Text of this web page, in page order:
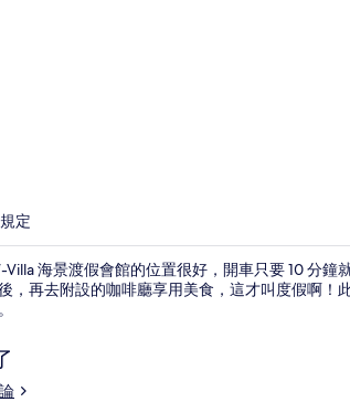
規定
Villa 海景渡假會館的位置很好，開車只要 10 分
，再去附設的咖啡廳享用美食，這才叫度假啊
10 分，